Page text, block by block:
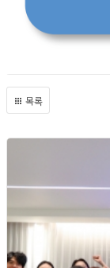
목록